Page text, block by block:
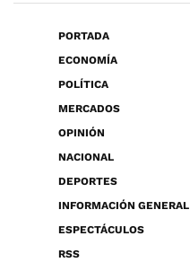
PORTADA
ECONOMÍA
POLÍTICA
MERCADOS
OPINIÓN
NACIONAL
DEPORTES
INFORMACIÓN GENERAL
ESPECTÁCULOS
RSS